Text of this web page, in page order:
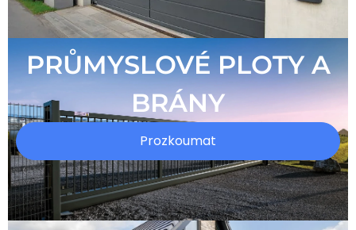
PRŮMYSLOVÉ PLOTY A
BRÁNY
Prozkoumat